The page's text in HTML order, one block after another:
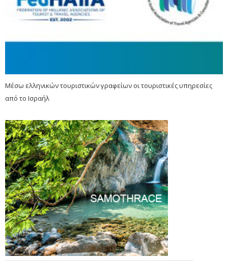
Μέσω ελληνικών τουριστικών γραφείων οι τουριστικές υπηρεσίες
από το Ισραήλ